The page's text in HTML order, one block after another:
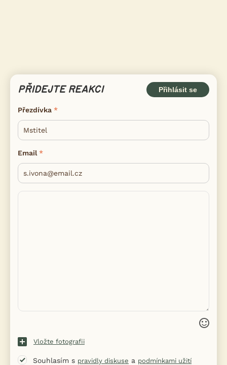
PŘIDEJTE REAKCI Přihlásit se
Přezdívka
Email
Vložte fotografii
Souhlasím s pravidly diskuse a podmínkami užití